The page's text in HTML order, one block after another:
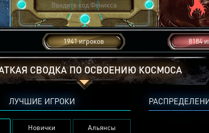
1941 игроков 8184
СВОДКА ПО ОСВОЕНИЮ КОСМОСА
ЛУЧШИЕ ИГРОКИ
Новички Альянсы